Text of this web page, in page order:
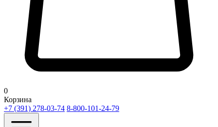
0
Корзина
+7 (391) 278-03-74 8-800-101-24-79